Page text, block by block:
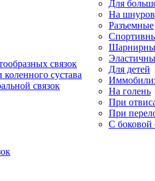
связок
сустава
связок
Для
На
Разъемные
Для детей
На голень
При
При
С боковой